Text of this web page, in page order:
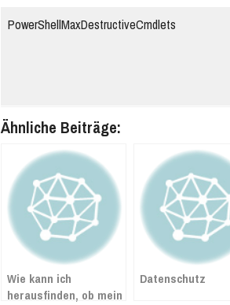
PowerShellMaxDestructiveCmdlets
Ähnliche Beiträge:
Wie kann ich
herausfinden, ob mein
Datenschutz